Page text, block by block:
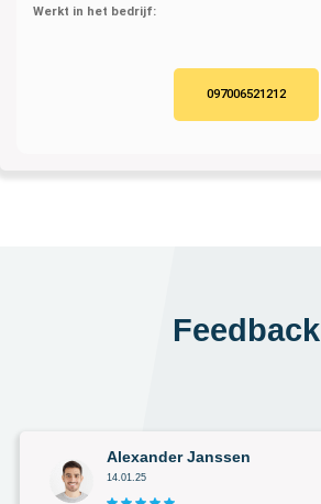
Werkt in het bedrijf:
097006521212
Feedback
Alexander Janssen
14.01.25